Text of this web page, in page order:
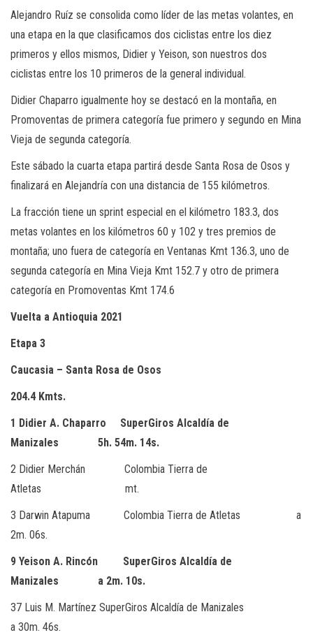
Alejandro Ruíz se consolida como líder de las metas volantes, en
una etapa en la que clasificamos dos ciclistas entre los diez
primeros y ellos mismos, Didier y Yeison, son nuestros dos
ciclistas entre los 10 primeros de la general individual.
Didier Chaparro igualmente hoy se destacó en la montaña, en
Promoventas de primera categoría fue primero y segundo en Mina
Vieja de segunda categoría.
Este sábado la cuarta etapa partirá desde Santa Rosa de Osos y
finalizará en Alejandría con una distancia de 155 kilómetros.
La fracción tiene un sprint especial en el kilómetro 183.3, dos
metas volantes en los kilómetros 60 y 102 y tres premios de
montaña; uno fuera de categoría en Ventanas Kmt 136.3, uno de
segunda categoría en Mina Vieja Kmt 152.7 y otro de primera
categoría en Promoventas Kmt 174.6
Vuelta a Antioquia 2021
Etapa 3
Caucasia – Santa Rosa de Osos
204.4 Kmts.
1 Didier A. Chaparro SuperGiros Alcaldía de
Manizales 5h. 54m. 14s.
2 Didier Merchán Colombia Tierra de
Atletas mt.
3 Darwin Atapuma Colombia Tierra de Atletas a
2m. 06s.
9 Yeison A. Rincón SuperGiros Alcaldía de
Manizales a 2m. 10s.
37 Luis M. Martínez SuperGiros Alcaldía de Manizales
a 30m. 46s.